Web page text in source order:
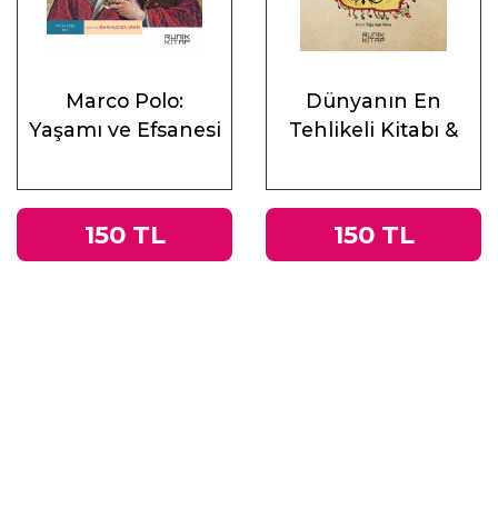
Marco Polo:
Yaşamı ve Efsanesi
150 TL
Dünyanın En
Tehlikeli Kitabı &
İmparatorluğu’ndan
Nazi Almanyası’na
Tacitus’un
150 TL